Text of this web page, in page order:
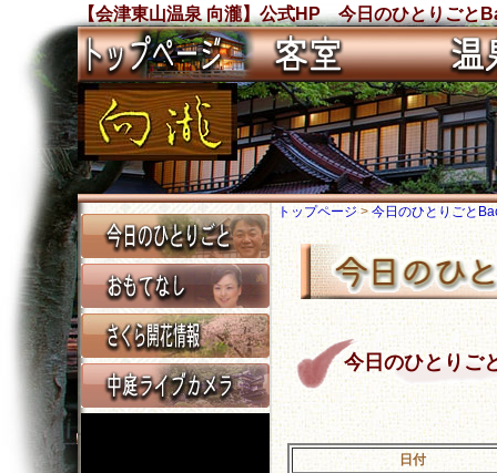
【会津東山温泉 向瀧】公式HP 今日のひとりごと
トップページ> 今日のひとりごと
今日のひとりご
日付